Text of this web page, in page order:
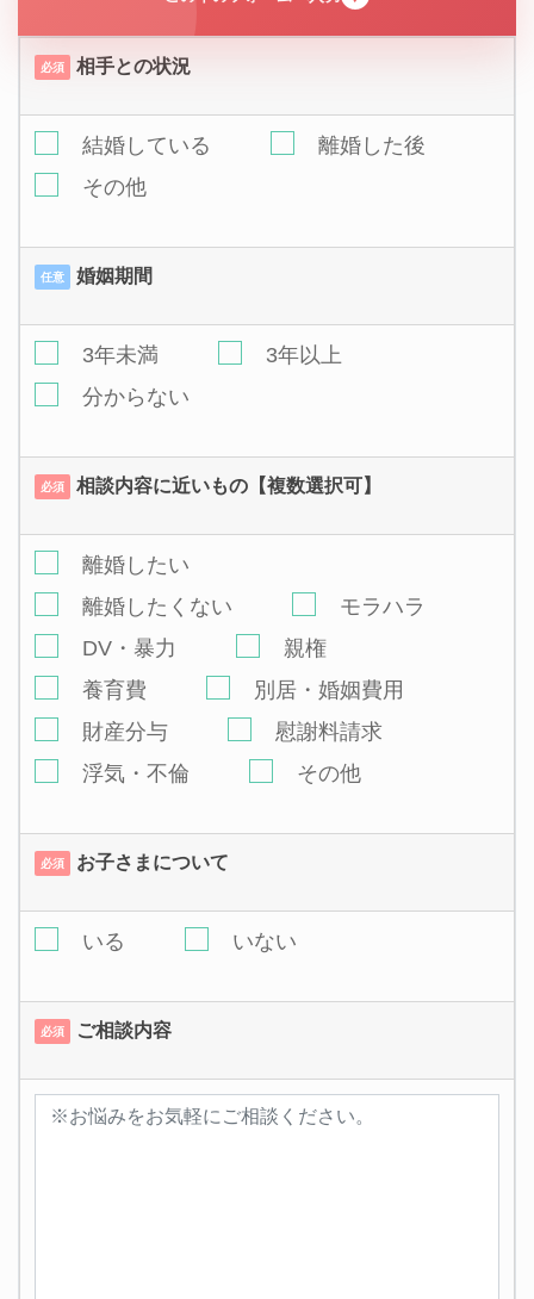
必須 相手との状況
結婚している
離婚した後
その他
任意 婚姻期間
3年未満
3年以上
分からない
必須 相談内容に近いもの【複数選択可】
離婚したい
離婚したくない
モラハラ
DV・暴力
親権
養育費
別居・婚姻費用
財産分与
慰謝料請求
浮気・不倫
その他
必須 お子さまについて
いる いない
必須 ご相談内容